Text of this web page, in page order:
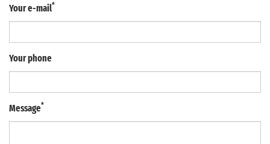
Your e-mail*
Your phone
Message*